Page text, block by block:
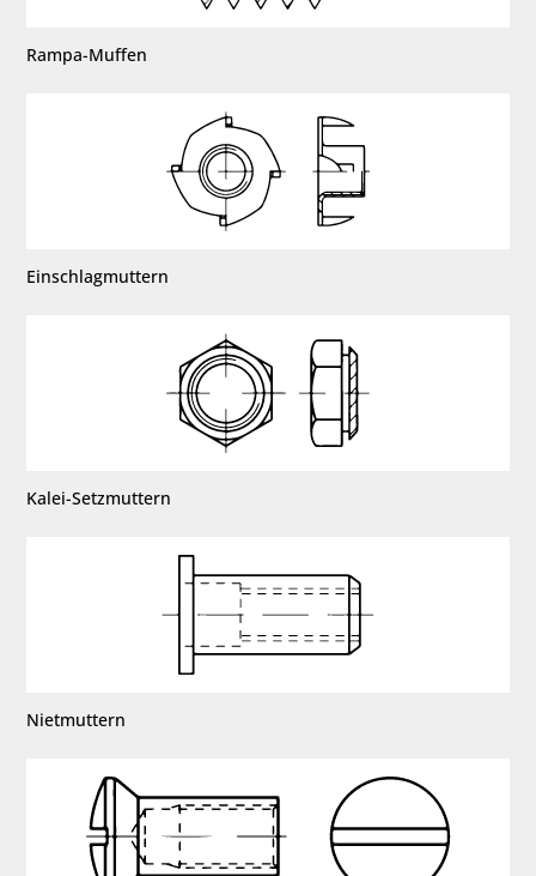
Rampa-Muffen
Einschlagmuttern
Kalei-Setzmuttern
Nietmuttern